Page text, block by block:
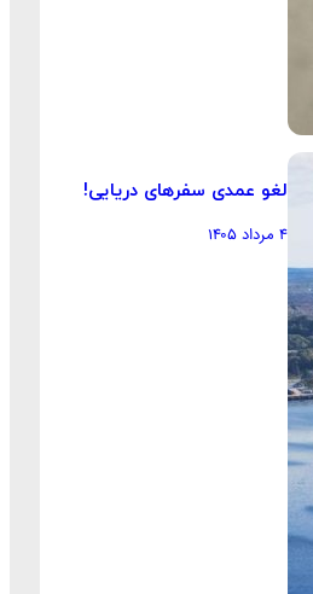
لغو عمدی سفرهای دریایی!
۴ مرداد ۱۴۰۵